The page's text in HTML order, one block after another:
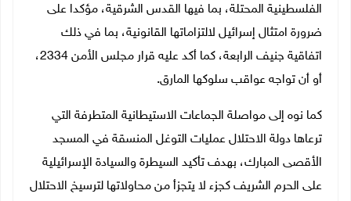
الفلسطينية المحتلة، بما فيها القدس الشرقية، مؤكدا على
ضرورة امتثال إسرائيل لالتزاماتها القانونية، بما في ذلك
اتفاقية جنيف الرابعة، كما أكد عليه قرار مجلس الأمن 2334،
أو أن تواجه عواقب سلوكها المارق.
كما نوه إلى مواصلة الجماعات الاستيطانية المتطرفة التي
ترعاها دولة الاحتلال عمليات التوغل المنسقة في المسجد
الأقصى المبارك، بهدف تأكيد السيطرة والسيادة الإسرائيلية
على الحرم الشريف كجزء لا يتجزأ من محاولاتها لترسيخ الاحتلال